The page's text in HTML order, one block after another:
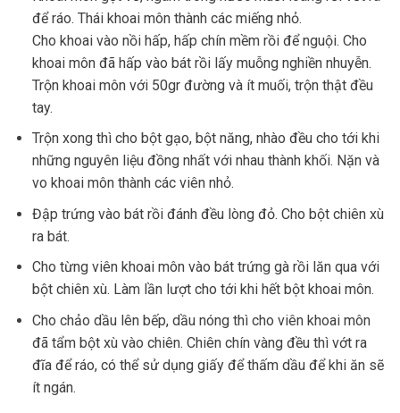
để ráo. Thái khoai môn thành các miếng nhỏ.
Cho khoai vào nồi hấp, hấp chín mềm rồi để nguội. Cho
khoai môn đã hấp vào bát rồi lấy muỗng nghiền nhuyễn.
Trộn khoai môn với 50gr đường và ít muối, trộn thật đều
tay.
Trộn xong thì cho bột gạo, bột năng, nhào đều cho tới khi
những nguyên liệu đồng nhất với nhau thành khối. Nặn và
vo khoai môn thành các viên nhỏ.
Đập trứng vào bát rồi đánh đều lòng đỏ. Cho bột chiên xù
ra bát.
Cho từng viên khoai môn vào bát trứng gà rồi lăn qua với
bột chiên xù. Làm lần lượt cho tới khi hết bột khoai môn.
Cho chảo dầu lên bếp, dầu nóng thì cho viên khoai môn
đã tẩm bột xù vào chiên. Chiên chín vàng đều thì vớt ra
đĩa để ráo, có thể sử dụng giấy để thấm dầu để khi ăn sẽ
ít ngán.